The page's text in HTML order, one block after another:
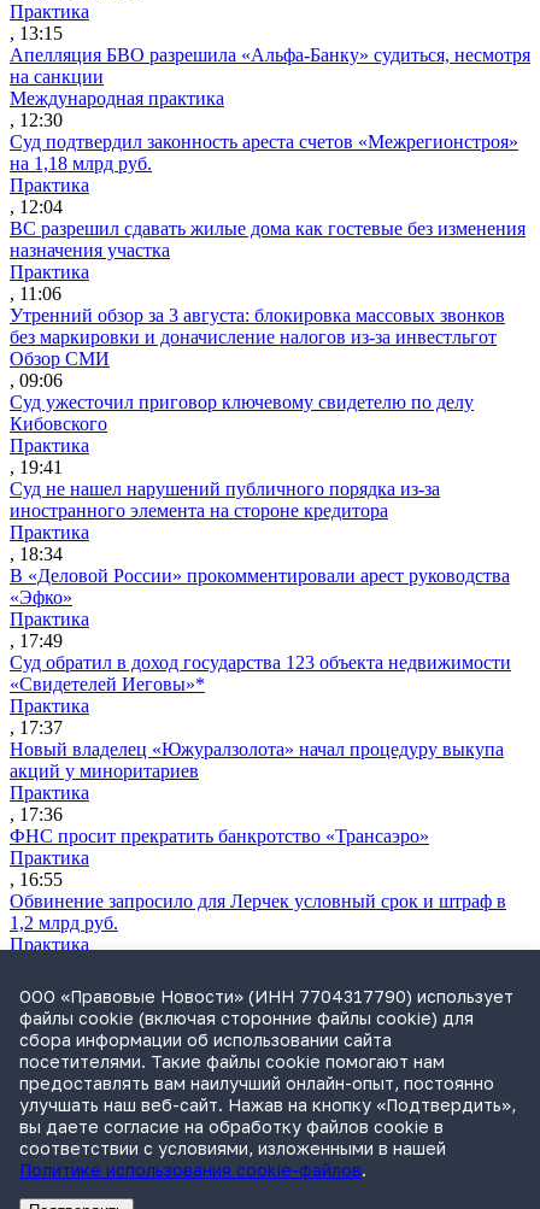
Практика
, 13:15
Апелляция БВО разрешила «Альфа-Банку» судиться, несмотря
на санкции
Международная практика
, 12:30
Суд подтвердил законность ареста счетов «Межрегионстроя»
на 1,18 млрд руб.
Практика
, 12:04
ВС разрешил сдавать жилые дома как гостевые без изменения
назначения участка
Практика
, 11:06
Утренний обзор за 3 августа: блокировка массовых звонков
без маркировки и доначисление налогов из-за инвестльгот
Обзор СМИ
, 09:06
Суд ужесточил приговор ключевому свидетелю по делу
Кибовского
Практика
, 19:41
Суд не нашел нарушений публичного порядка из-за
иностранного элемента на стороне кредитора
Практика
, 18:34
В «Деловой России» прокомментировали арест руководства
«Эфко»
Практика
, 17:49
Суд обратил в доход государства 123 объекта недвижимости
«Свидетелей Иеговы»*
Практика
, 17:37
Новый владелец «Южуралзолота» начал процедуру выкупа
акций у миноритариев
Практика
, 17:36
ФНС просит прекратить банкротство «Трансаэро»
Практика
, 16:55
Обвинение запросило для Лерчек условный срок и штраф в
1,2 млрд руб.
Практика
Суд подтвердил право фермера на выкуп арендуемого
сельхозучастка
Практика
, 15:49
ВС разъяснил, кто несет ответственность за ДТП при ремонте
дороги
Практика
, 15:35
ООО «Правовые Новости» (ИНН 7704317790) использует
файлы cookie (включая сторонние файлы cookie) для
сбора информации об использовании сайта
посетителями. Такие файлы cookie помогают нам
предоставлять вам наилучший онлайн-опыт, постоянно
улучшать наш веб-сайт. Нажав на кнопку «Подтвердить»,
вы даете согласие на обработку файлов cookie в
соответствии с условиями, изложенными в нашей
Политике использования cookie-файлов.